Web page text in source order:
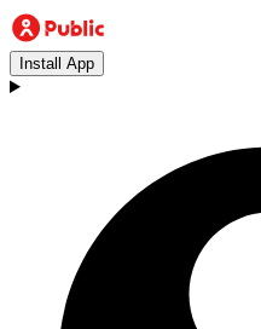
Install App